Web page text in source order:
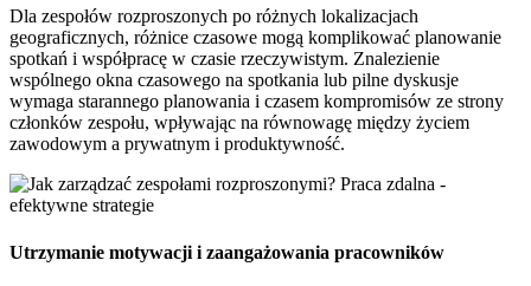
Dla zespołów rozproszonych po różnych lokalizacjach
geograficznych, różnice czasowe mogą komplikować planowanie
spotkań i współpracę w czasie rzeczywistym. Znalezienie
wspólnego okna czasowego na spotkania lub pilne dyskusje
wymaga starannego planowania i czasem kompromisów ze strony
członków zespołu, wpływając na równowagę między życiem
zawodowym a prywatnym i produktywność.
Utrzymanie motywacji i zaangażowania pracowników